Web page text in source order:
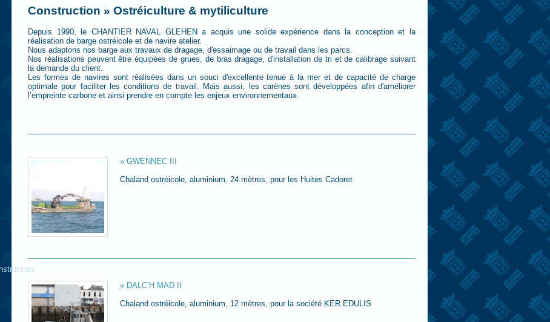
Construction » Ostréiculture & mytiliculture
Depuis 1990, le CHANTIER NAVAL GLEHEN a acquis une solide expérience dans la conception et la
réalisation de barge ostréicole et de navire atelier.
Nous adaptons nos barge aux travaux de dragage, d'essaimage ou de travail dans les parcs.
Nos réalisations peuvent être équipées de grues, de bras dragage, d'installation de tri et de calibrage suivant
la demande du client.
Les formes de navires sont réalisées dans un souci d'excellente tenue à la mer et de capacité de charge
optimale pour faciliter les conditions de travail. Mais aussi, les carènes sont développées afin d'améliorer
l’empreinte carbone et ainsi prendre en compte les enjeux environnementaux.
» GWENNEC III
Chaland ostréicole, aluminium, 24 mètres, pour les Huites Cadoret
» DALC’H MAD II
Chaland ostréicole, aluminium, 12 mètres, pour la société KER EDULIS